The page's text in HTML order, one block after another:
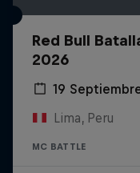
Red Bull
2026
19
Lima, Peru
MC BATTLE